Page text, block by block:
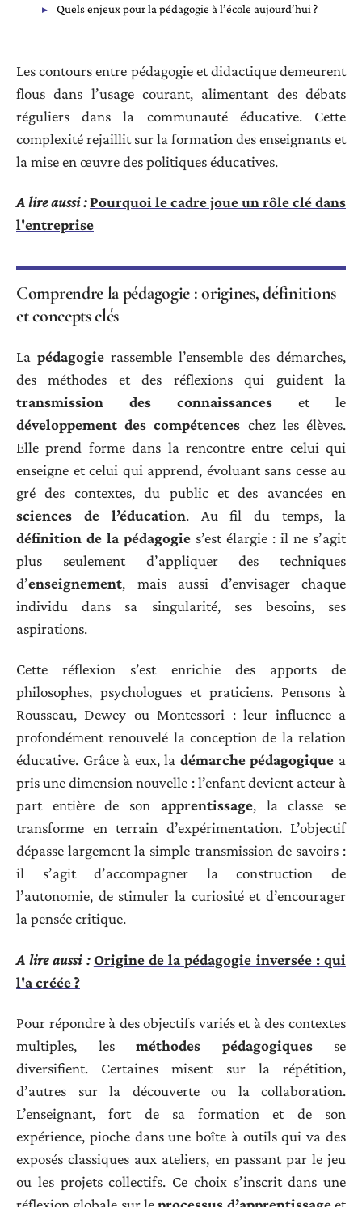
Quels enjeux pour la pédagogie à l’école aujourd’hui ?
Les contours entre pédagogie et didactique demeurent
flous dans l’usage courant, alimentant des débats
réguliers dans la communauté éducative. Cette
complexité rejaillit sur la formation des enseignants et
la mise en œuvre des politiques éducatives.
A lire aussi :Pourquoi le cadre joue un rôle clé dans
l'entreprise
Comprendre la pédagogie : origines, définitions
et concepts clés
La pédagogie rassemble l’ensemble des démarches,
des méthodes et des réflexions qui guident la
transmission des connaissances et le
développement des compétences chez les élèves.
Elle prend forme dans la rencontre entre celui qui
enseigne et celui qui apprend, évoluant sans cesse au
gré des contextes, du public et des avancées en
sciences de l’éducation. Au fil du temps, la
définition de la pédagogie s’est élargie : il ne s’agit
plus seulement d’appliquer des techniques
d’enseignement, mais aussi d’envisager chaque
individu dans sa singularité, ses besoins, ses
aspirations.
Cette réflexion s’est enrichie des apports de
philosophes, psychologues et praticiens. Pensons à
Rousseau, Dewey ou Montessori : leur influence a
profondément renouvelé la conception de la relation
éducative. Grâce à eux, la démarche pédagogique a
pris une dimension nouvelle : l’enfant devient acteur à
part entière de son apprentissage, la classe se
transforme en terrain d’expérimentation. L’objectif
dépasse largement la simple transmission de savoirs :
il s’agit d’accompagner la construction de
l’autonomie, de stimuler la curiosité et d’encourager
la pensée critique.
A lire aussi : Origine de la pédagogie inversée : qui
l'a créée ?
Pour répondre à des objectifs variés et à des contextes
multiples, les méthodes pédagogiquesse
diversifient. Certaines misent sur la répétition,
d’autres sur la découverte ou la collaboration.
L’enseignant, fort de sa formation et de son
expérience, pioche dans une boîte à outils qui va des
exposés classiques aux ateliers, en passant par le jeu
ou les projets collectifs. Ce choix s’inscrit dans une